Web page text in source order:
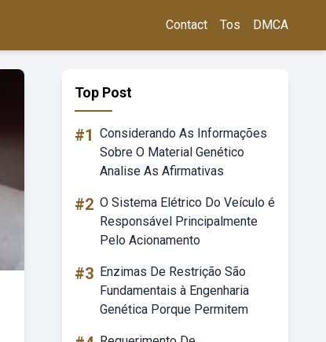
Contact Tos DMCA
Top Post
#1 Considerando As Informações
Sobre O Material Genético
Analise As Afirmativas
#2 O Sistema Elétrico Do Veículo é
Responsável Principalmente
Pelo Acionamento
#3 Enzimas De Restrição São
Fundamentais à Engenharia
Genética Porque Permitem